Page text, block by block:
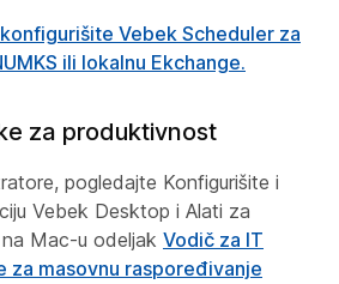
Vebek Scheduler za
ili lokalnu Ekchange.
za produktivnost
pogledajte Konfigurišite i
Vebek Desktop i Alati za
Mac-u odeljak Vodič za IT
za masovnu raspoređivanje